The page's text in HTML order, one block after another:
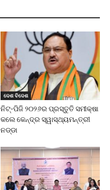
ଦେଶ ବିଦେଶ
ନିଟ୍-ପିଜି ୨୦୨୬ର ପ୍ରସ୍ତୁତି ସମୀକ୍ଷା
କଲେ କେନ୍ଦ୍ର ସ୍ୱାସ୍ଥ୍ୟମନ୍ତ୍ରୀ
ନଡ୍ଡା